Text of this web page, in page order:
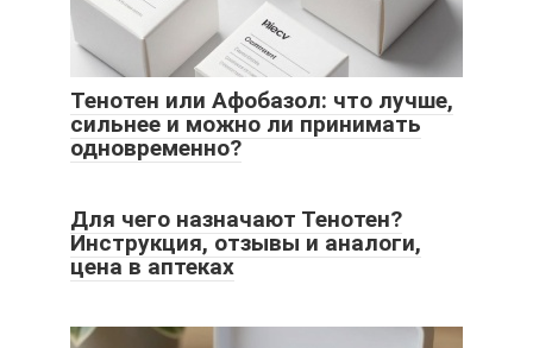
Тенотен или Афобазол: что лучше,
сильнее и можно ли принимать
одновременно?
Для чего назначают Тенотен?
Инструкция, отзывы и аналоги,
цена в аптеках